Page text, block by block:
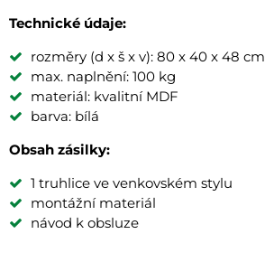
Technické údaje:
rozměry (d x š x v): 80 x 40 x 48 cm
max. naplnění: 100 kg
materiál: kvalitní MDF
barva: bílá
Obsah zásilky:
1 truhlice ve venkovském stylu
montážní materiál
návod k obsluze